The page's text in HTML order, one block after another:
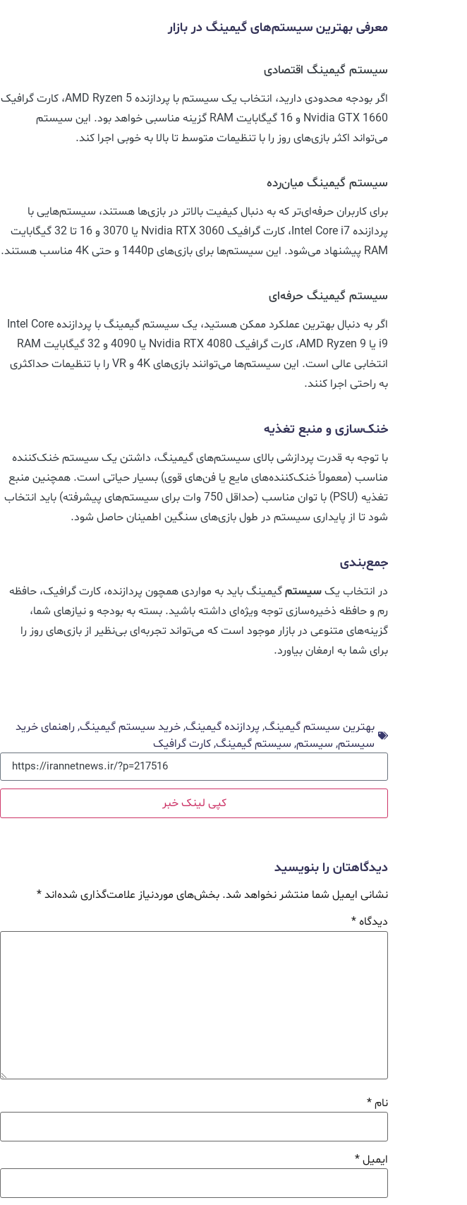
معرفی بهترین سیستم‌های گیمینگ در بازار
سیستم گیمینگ اقتصادی
اگر بودجه محدودی دارید، انتخاب یک سیستم با پردازنده AMD Ryzen 5، کارت گرافیک
Nvidia GTX 1660 و 16 گیگابایت RAM گزینه مناسبی خواهد بود. این سیستم
می‌تواند اکثر بازی‌های روز را با تنظیمات متوسط تا بالا به خوبی اجرا کند.
سیستم گیمینگ میان‌رده
برای کاربران حرفه‌ای‌تر که به دنبال کیفیت بالاتر در بازی‌ها هستند، سیستم‌هایی با
پردازنده Intel Core i7، کارت گرافیک Nvidia RTX 3060 یا 3070 و 16 تا 32 گیگابایت
RAM پیشنهاد می‌شود. این سیستم‌ها برای بازی‌های 1440p و حتی 4K مناسب هستند.
سیستم گیمینگ حرفه‌ای
اگر به دنبال بهترین عملکرد ممکن هستید، یک سیستم گیمینگ با پردازنده Intel Core
i9 یا AMD Ryzen 9، کارت گرافیک Nvidia RTX 4080 یا 4090 و 32 گیگابایت RAM
انتخابی عالی است. این سیستم‌ها می‌توانند بازی‌های 4K و VR را با تنظیمات حداکثری
به راحتی اجرا کنند.
خنک‌سازی و منبع تغذیه
با توجه به قدرت پردازشی بالای سیستم‌های گیمینگ، داشتن یک سیستم خنک‌کننده
مناسب (معمولاً خنک‌کننده‌های مایع یا فن‌های قوی) بسیار حیاتی است. همچنین منبع
تغذیه (PSU) با توان مناسب (حداقل 750 وات برای سیستم‌های پیشرفته) باید انتخاب
شود تا از پایداری سیستم در طول بازی‌های سنگین اطمینان حاصل شود.
جمع‌بندی
در انتخاب یکسیستمگیمینگ باید به مواردی همچون پردازنده، کارت گرافیک، حافظه
رم و حافظه ذخیره‌سازی توجه ویژه‌ای داشته باشید. بسته به بودجه و نیازهای شما،
گزینه‌های متنوعی در بازار موجود است که می‌تواند تجربه‌ای بی‌نظیر از بازی‌های روز را
برای شما به ارمغان بیاورد.
بهترین سیستم گیمینگ, پردازنده گیمینگ,خرید سیستم گیمینگ,راهنمای خرید
سیستم, سیستم, سیستم گیمینگ,کارت گرافیک
کپی لینک خبر
دیدگاهتان را بنویسید
نشانی ایمیل شما منتشر نخواهد شد. بخش‌های موردنیاز علامت‌گذاری شده‌اند*
دیدگاه*
نام*
ایمیل*